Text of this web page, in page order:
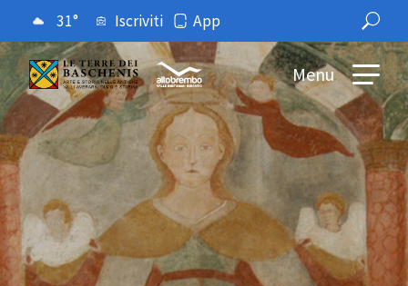
31° Iscriviti App
Menu